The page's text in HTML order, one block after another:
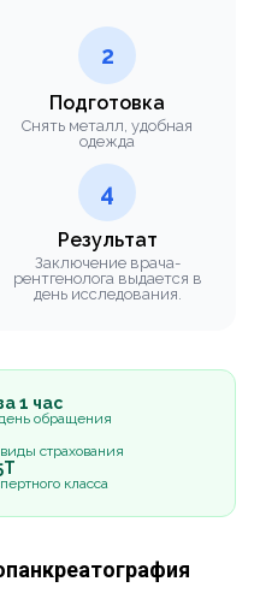
2
Подготовка
Снять металл, удобная
одежда
4
Результат
Заключение врача-
рентгенолога выдается в
день исследования.
1 час
обращения
страхования
класса